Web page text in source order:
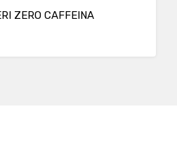
ZERO CAFFEINA